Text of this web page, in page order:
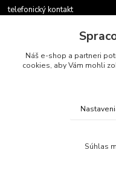
telefonický kontakt
v pracovných dňoch 08.30 -
obchod@marketsk.sk
Náš e-shop a partneri
cookies, aby Vám mohli
Súhlas